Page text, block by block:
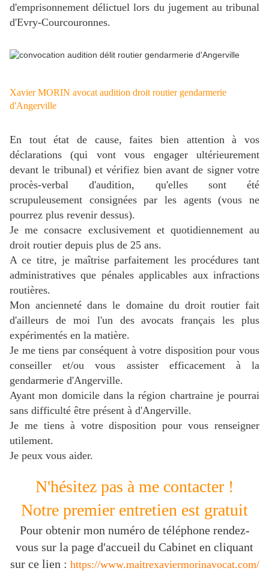
d'emprisonnement délictuel lors du jugement au tribunal
d'Evry-Courcouronnes.
Xavier MORIN avocat audition droit routier gendarmerie
d'Angerville
En tout état de cause, faites bien attention à vos
déclarations (qui vont vous engager ultérieurement
devant le tribunal) et vérifiez bien avant de signer votre
procès-verbal d'audition, qu'elles sont été
scrupuleusement consignées par les agents (vous ne
pourrez plus revenir dessus).
Je me consacre exclusivement et quotidiennement au
droit routier depuis plus de 25 ans.
A ce titre, je maîtrise parfaitement les procédures tant
administratives que pénales applicables aux infractions
routières.
Mon ancienneté dans le domaine du droit routier fait
d'ailleurs de moi l'un des avocats français les plus
expérimentés en la matière.
Je me tiens par conséquent à votre disposition pour vous
conseiller et/ou vous assister efficacement à la
gendarmerie d'Angerville.
Ayant mon domicile dans la région chartraine je pourrai
sans difficulté être présent à d'Angerville.
Je me tiens à votre disposition pour vous renseigner
utilement.
Je peux vous aider.
N'hésitez pas à me contacter !
Notre premier entretien est gratuit
Pour obtenir mon numéro de téléphone rendez-
vous sur la page d'accueil du Cabinet en cliquant
sur ce lien : https://www.maitrexaviermorinavocat.com/